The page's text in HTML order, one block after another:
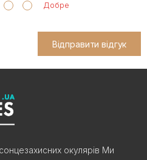
Добре
Відправити відгук
окулярів Ми